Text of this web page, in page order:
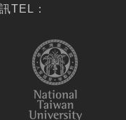
TEL：